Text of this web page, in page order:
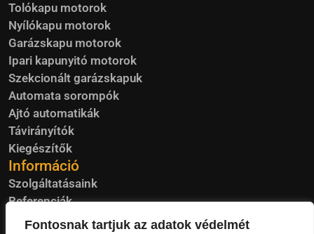
Fontosnak tartjuk az adatok védelmét
Tolókapu motorok
Nyílókapu motorok
Garázskapu motorok
Ipari kapunyitó motorok
Szekcionált garázskapuk
Automata sorompók
Ajtó automatikák
Távirányítók
Kiegészítők
Információ
Szolgáltatásaink
Referenciák
Blog